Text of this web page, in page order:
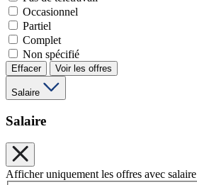
Occasionnel
Partiel
Complet
Non spécifié
Effacer Voir les offres
Salaire
Salaire
Afficher uniquement les offres avec salaire